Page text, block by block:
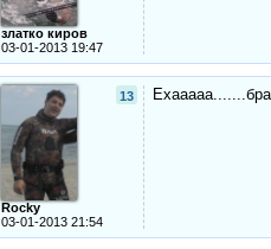
златко киров
03-01-2013 19:47
13
Rocky
03-01-2013 21:54